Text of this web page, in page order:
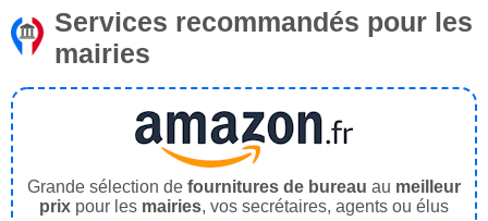
Services recommandés pour les
mairies
Grande sélection de fournitures de bureau au meilleur
prix pour les mairies, vos secrétaires, agents ou élus